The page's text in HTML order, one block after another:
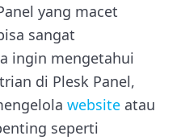
yang macet
sangat
ingin mengetahui
di Plesk Panel,
website atau
seperti